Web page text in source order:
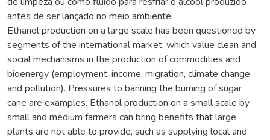
antes de ser lançado no meio ambiente.
Ethanol production on a large scale has been questioned by
segments of the international market, which value clean and
social mechanisms in the production of commodities and
bioenergy (employment, income, migration, climate change
and pollution). Pressures to banning the burning of sugar
cane are examples. Ethanol production on a small scale by
small and medium farmers can bring benefits that large
plants are not able to provide, such as supplying local and